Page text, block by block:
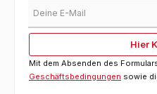
Hier
Mit dem Absenden des
Geschäftsbedingungen sowie